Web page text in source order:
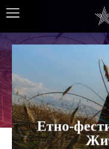
Етно-